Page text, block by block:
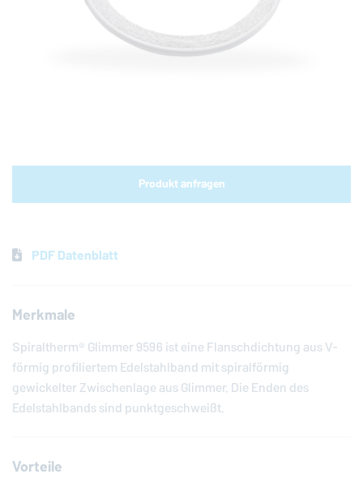
Produkt anfragen
PDF Datenblatt
Merkmale
Spiraltherm® Glimmer 9596 ist eine Flanschdichtung aus V-
förmig profiliertem Edelstahlband mit spiralförmig
gewickelter Zwischenlage aus Glimmer. Die Enden des
Edelstahlbands sind punktgeschweißt.
Vorteile